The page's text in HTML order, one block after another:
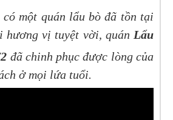
một quán lẩu bò đã tồn tại
hương vị tuyệt vời, quán Lẩu
đã chinh phục được lòng của
ở mọi lứa tuổi.